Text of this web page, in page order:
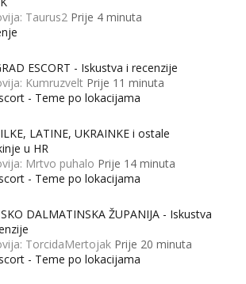
Taurus2 Prije 4 minuta
ESCORT - Iskustva i recenzije
Kumruzvelt Prije 11 minuta
- Teme po lokacijama
LATINE, UKRAINKE i ostale
u HR
Mrtvo puhalo Prije 14 minuta
- Teme po lokacijama
DALMATINSKA ŽUPANIJA - Iskustva
TorcidaMertojak Prije 20 minuta
- Teme po lokacijama